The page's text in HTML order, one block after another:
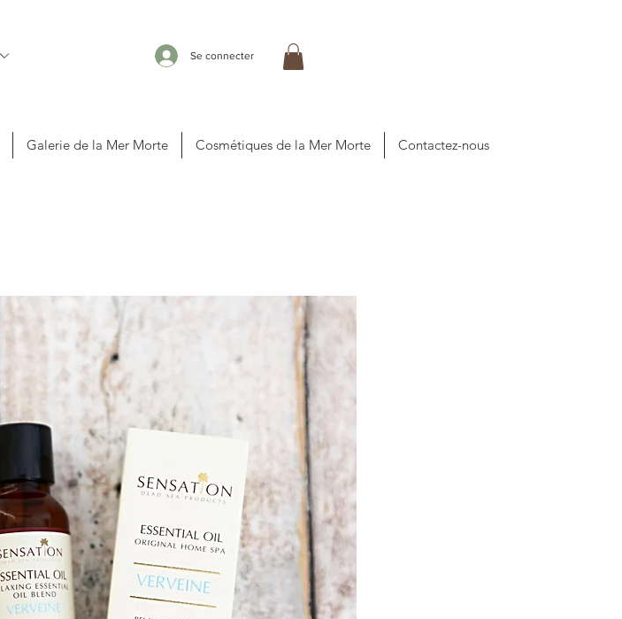
Se connecter
Galerie de la Mer Morte Cosmétiques de la Mer Morte Contactez-nous